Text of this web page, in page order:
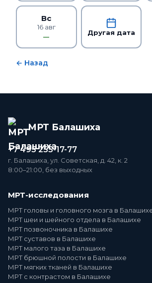
Вс
16 авг
—
Другая дата
← Назад
МРТ Балашиха
+7 495 255-17-77
г. Балашиха, ул. Советская, д. 42, к. 2
8:00–21:00, без выходных
МРТ-исследования
МРТ головы и головного мозга в
МРТ шеи и шейного отдела в Балашихе
МРТ позвоночника в Балашихе
МРТ суставов в Балашихе
МРТ малого таза в Балашихе
МРТ брюшной полости в Балашихе
МРТ мягких тканей в Балашихе
МРТ с контрастом в Балашихе